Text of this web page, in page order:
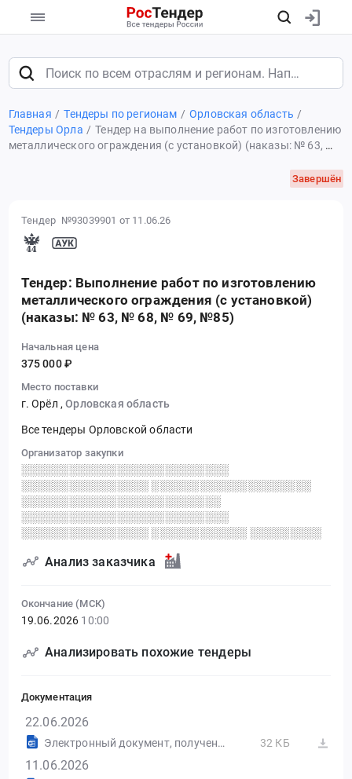
Главная Тендеры по регионам
Орловская область
Тендеры Орла
Тендер на выполнение работ по изготовлению
металлического ограждения (с установкой) (наказы: № 63, №
Завершён
Тендер №93039901 от 11.06.26
Тендер: Выполнение работ по изготовлению
металлического ограждения (с установкой)
(наказы: № 63, № 68, № 69, №85)
Начальная цена
375 000 ₽
Место поставки
г. Орёл ,Орловская область
Все тендеры Орловской области
Организатор закупки
░░░░░░░░░░░░░░░░░░░░░░░░░░
░░░░░░░░░░░░░░░░ ░░░░░░░░░░░░░░░░░░░░
░░░░░░░░░░░░░░░░░░░░░░░░░
░░░░░░░░░░░░░░░░░░░░░░░░░░
░░░░░░░░░░░░░░░░ ░░░░░░░░░░░░ ░░░░░░░░░
Анализ заказчика
Окончание (МСК)
19.06.2026 10:00
Анализировать похожие тендеры
Документация
22.06.2026
Электронный документ, полученный из внешней системы.pdf 32 КБ
11.06.2026